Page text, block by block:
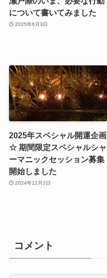
について書いてみました
2025年6月3日
2025年スペシャル開運企画
☆ 期間限定スペシャルシャ
ーマニックセッション募集
開始しました
2024年12月2日
コメント